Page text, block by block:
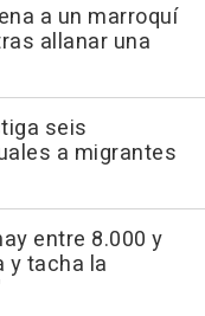
a un marroquí
allanar una
seis
a migrantes
entre 8.000 y
y tacha la